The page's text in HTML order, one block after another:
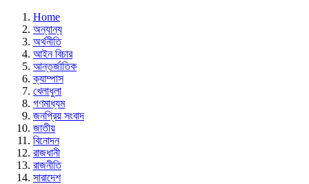
Home
অন্যান্য
অর্থনীতি
আইন বিচার
আন্তর্জাতিক
ক্যাম্পাস
খেলাধুলা
গণমাধ্যম
জনপ্রিয় সংবাদ
জাতীয়
বিনোদন
রাজধানী
রাজনীতি
সারাদেশ